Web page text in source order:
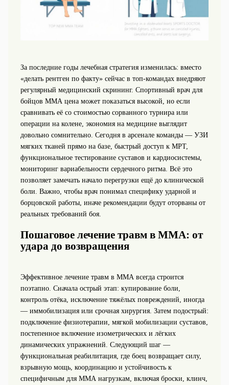
За последние годы лечебная стратегия изменилась: вместо
«делать рентген по факту» сейчас в топ‑командах внедряют
регулярный медицинский скрининг. Спортивный врач для
бойцов ММА цена может показаться высокой, но если
сравнивать её со стоимостью сорванного турнира или
операции на колене, экономия на медицине выглядит
довольно сомнительно. Сегодня в арсенале команды — УЗИ
мягких тканей прямо на базе, быстрый доступ к МРТ,
функциональное тестирование суставов и кардиосистемы,
мониторинг вариабельности сердечного ритма. Всё это
позволяет замечать начало перегрузки ещё до клинической
боли. Важно, чтобы врач понимал специфику ударной и
борцовской работы, иначе рекомендации будут оторваны от
реальных требований боя.
Пошаговое лечение травм в ММА: от
удара до возвращения
Эффективное лечение травм в ММА всегда строится
поэтапно. Сначала острый этап: купирование боли,
контроль отёка, исключение тяжёлых повреждений, иногда
— иммобилизация или срочная хирургия. Затем подострый:
подключение физиотерапии, мягкой мобилизации суставов,
постепенное включение изометрических и лёгких
динамических упражнений. Следующий шаг —
функциональная реабилитация, где боец возвращает силу,
взрывную мощь, координацию и устойчивость к
специфичным для ММА нагрузкам, включая броски, клинч,